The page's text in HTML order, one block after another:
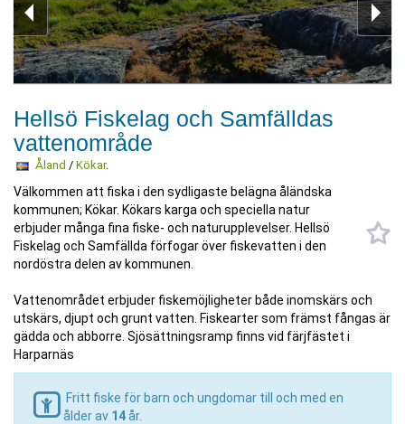
Hellsö Fiskelag och Samfälldas
vattenområde
Åland / Kökar.
Välkommen att fiska i den sydligaste belägna åländska
kommunen; Kökar. Kökars karga och speciella natur
erbjuder många fina fiske- och naturupplevelser. Hellsö
Fiskelag och Samfällda förfogar över fiskevatten i den
nordöstra delen av kommunen.
Vattenområdet erbjuder fiskemöjligheter både inomskärs och
utskärs, djupt och grunt vatten. Fiskearter som främst fångas är
gädda och abborre. Sjösättningsramp finns vid färjfästet i
Harparnäs
Fritt fiske för barn och ungdomar till och med en
ålder av 14år.